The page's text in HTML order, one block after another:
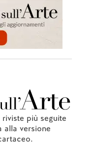
più seguite
alla versione